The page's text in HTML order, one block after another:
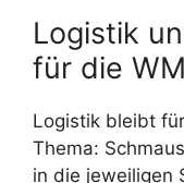
Logistik
für die
Logistik bleibt
Thema:
in die jeweiligen